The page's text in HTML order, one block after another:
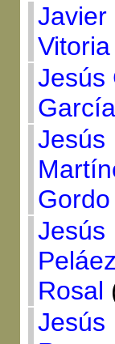
Javier
Vitoria
Jesús
García
Jesús
Gordo
Jesús
Rosal
Jesús